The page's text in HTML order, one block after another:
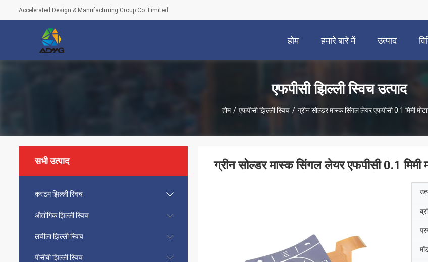
Accelerated Design & Manufacturing Group Co. Limited
होम हमारे बारे में उत्पाद
एफपीसी झिल्ली स्विच उत्पाद
होम / एफपीसी झिल्ली स्विच / ग्रीन सोल्डर मास्क सिंगल लेयर एफपीसी 0.1 मिमी
सभी उत्पाद
कस्टम झिल्ली स्विच
औद्योगिक झिल्ली स्विच
लचीला झिल्ली स्विच
पीसीबी झिल्ली स्विच
ग्रीन सोल्डर मास्क सिंगल लेयर एफपीसी 0.1 मिमी